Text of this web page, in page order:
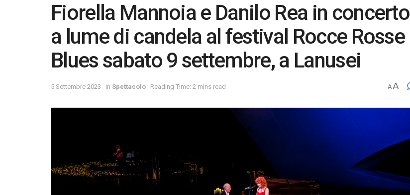
Fiorella Mannoia e Danilo Rea in concerto
a lume di candela al festival Rocce Rosse
Blues sabato 9 settembre, a Lanusei
5 Settembre 2023 in Spettacolo Reading Time: 2 mins read AA